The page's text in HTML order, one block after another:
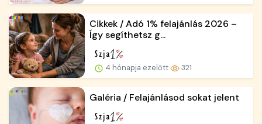
Cikkek / Adó 1% felajánlás 2026 –
Így segíthetsz g...
4 hónapja ezelőtt 321
Galéria / Felajánlásod sokat jelent